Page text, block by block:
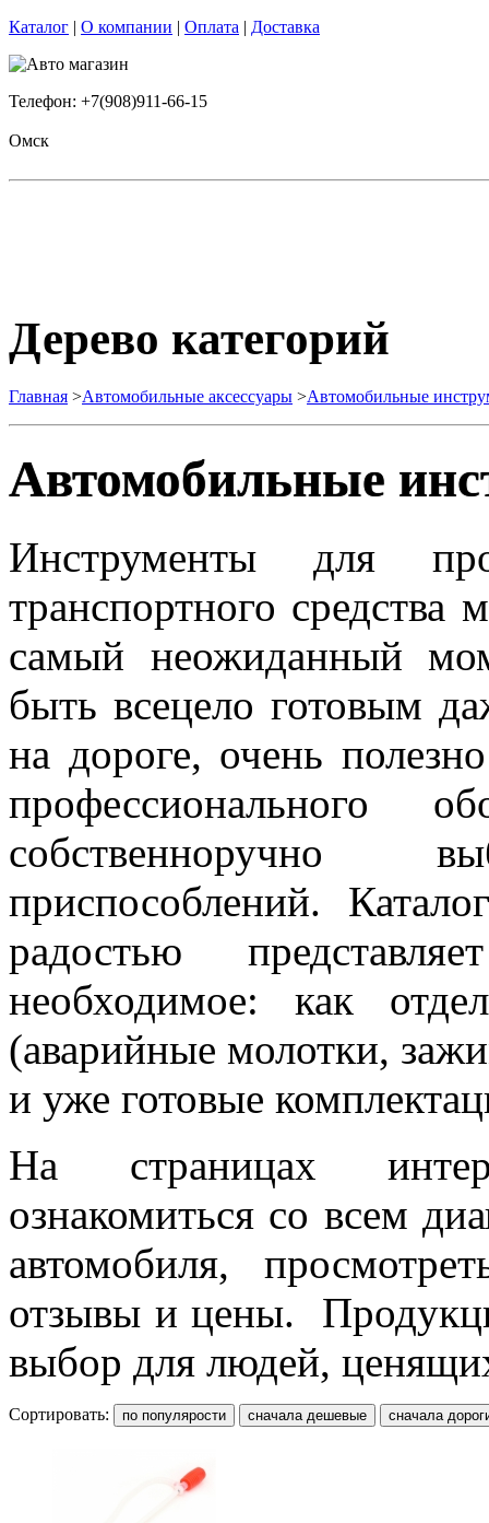
Каталог | О компании | Оплата | Доставка
Телефон: +7(908)911-66-15
Омск
Дерево категорий
Главная >Автомобильные аксессуары >Автомобильные
Автомобильные
Инструменты для
транспортного средства
самый неожиданный
быть всецело готовым
на дороге, очень
профессионального
собственноручно
приспособлений.
радостью
необходимое: как
(аварийные молотки,
и уже готовые
На страницах
ознакомиться со всем
автомобиля,
отзывы и цены.
выбор для людей,
Сортировать: